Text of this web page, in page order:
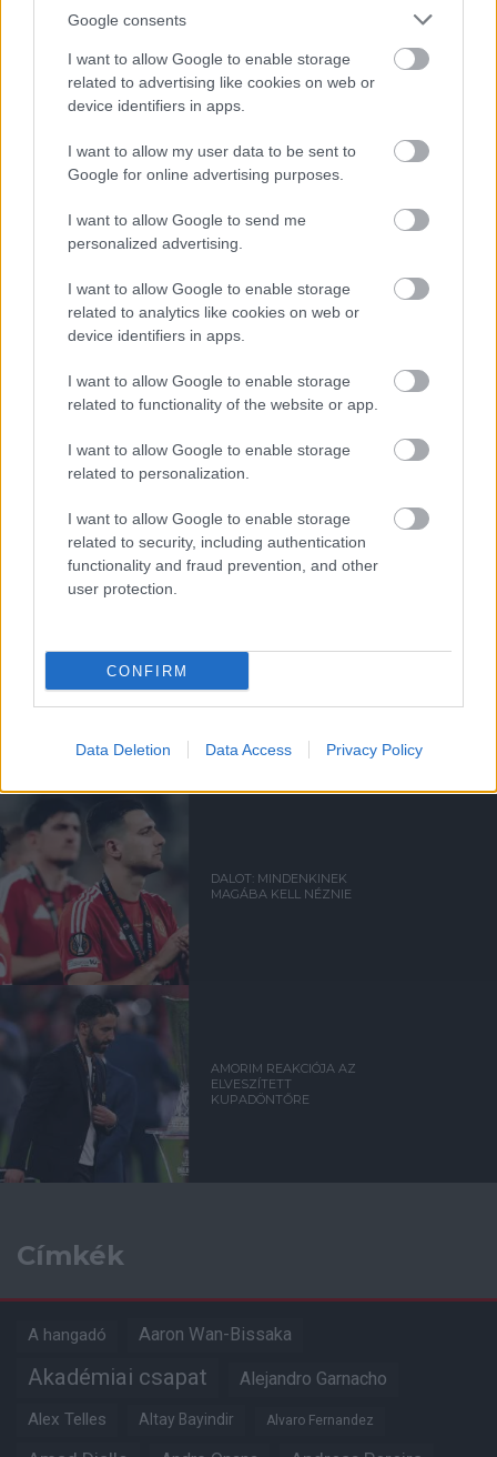
Google consents
I want to allow Google to enable storage
related to advertising like cookies on web or
device identifiers in apps.
I want to allow my user data to be sent to
Google for online advertising purposes.
I want to allow Google to send me
personalized advertising.
I want to allow Google to enable storage
related to analytics like cookies on web or
device identifiers in apps.
I want to allow Google to enable storage
related to functionality of the website or app.
I want to allow Google to enable storage
related to personalization.
I want to allow Google to enable storage
related to security, including authentication
functionality and fraud prevention, and other
user protection.
CONFIRM
Data Deletion Data Access Privacy Policy
Paris Saint-Germain
Manchester United
Felkészülési szezon 4. mérkőzés
2 nap 13 óra 18 perc 36 másodperc
Leeds UnitedvsManchester United
AC MilanvsManchester United2026-08-15 18:00
ELŐZŐ MÉRKŐZÉSEK
a ManUtdFanatics.hu működését!
Kapcsolódó hírek
EURÓPA-LIGA
DALOT: MINDENKINEK
MAGÁBA KELL NÉZNIE
AMORIM REAKCIÓJA AZ
ELVESZÍTETT
KUPADÖNTŐRE
Címkék
A hangadó Aaron Wan-Bissaka
Akadémiai csapat Alejandro Garnacho
Alex Telles Altay Bayindir Alvaro Fernandez